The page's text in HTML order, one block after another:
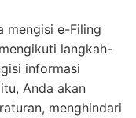
mengisi e-Filing
langkah-
informasi
Anda akan
menghindari